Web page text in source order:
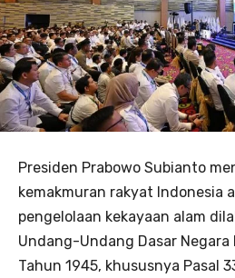
Presiden Prabowo Subianto
kemakmuran rakyat Indonesia
pengelolaan kekayaan alam
Undang-Undang Dasar Negara
Tahun 1945, khususnya Pasal